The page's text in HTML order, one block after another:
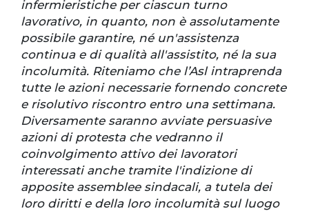
infermieristiche per ciascun turno
lavorativo, in quanto, non è assolutamente
possibile garantire, né un'assistenza
continua e di qualità all'assistito, né la sua
incolumità. Riteniamo che l’Asl intraprenda
tutte le azioni necessarie fornendo concrete
e risolutivo riscontro entro una settimana.
Diversamente saranno avviate persuasive
azioni di protesta che vedranno il
coinvolgimento attivo dei lavoratori
interessati anche tramite l'indizione di
apposite assemblee sindacali, a tutela dei
loro diritti e della loro incolumità sul luogo